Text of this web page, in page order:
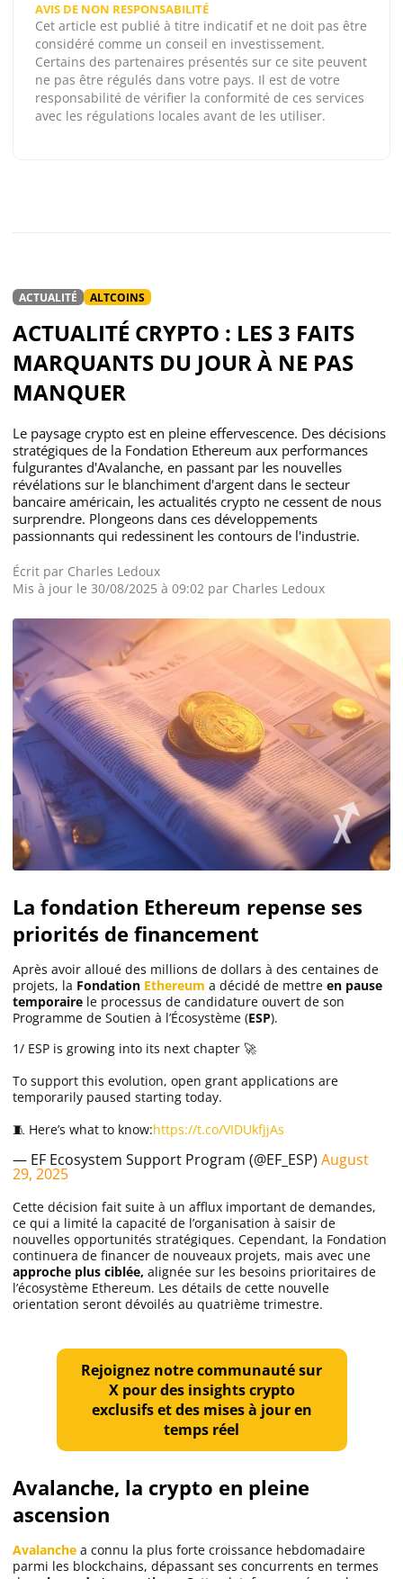
AVIS DE NON RESPONSABILITÉ
Cet article est publié à titre indicatif et ne doit pas être
considéré comme un conseil en investissement.
Certains des partenaires présentés sur ce site peuvent
ne pas être régulés dans votre pays. Il est de votre
responsabilité de vérifier la conformité de ces services
avec les régulations locales avant de les utiliser.
ACTUALITÉ ALTCOINS
ACTUALITÉ CRYPTO : LES 3 FAITS
MARQUANTS DU JOUR À NE PAS
MANQUER
Le paysage crypto est en pleine effervescence. Des décisions
stratégiques de la Fondation Ethereum aux performances
fulgurantes d'Avalanche, en passant par les nouvelles
révélations sur le blanchiment d'argent dans le secteur
bancaire américain, les actualités crypto ne cessent de nous
surprendre. Plongeons dans ces développements
passionnants qui redessinent les contours de l'industrie.
Écrit par Charles Ledoux
Mis à jour le 30/08/2025 à 09:02 par Charles Ledoux
La fondation Ethereum repense ses
priorités de financement
Après avoir alloué des millions de dollars à des centaines de
projets, la Fondation Ethereum a décidé de mettre en pause
temporaire le processus de candidature ouvert de son
Programme de Soutien à l’Écosystème (ESP).
1/ ESP is growing into its next chapter 🚀
To support this evolution, open grant applications are
temporarily paused starting today.
🧵 Here’s what to know:https://t.co/VIDUkfjjAs
— EF Ecosystem Support Program (@EF_ESP) August
29, 2025
Cette décision fait suite à un afflux important de demandes,
ce qui a limité la capacité de l’organisation à saisir de
nouvelles opportunités stratégiques. Cependant, la Fondation
continuera de financer de nouveaux projets, mais avec une
approche plus ciblée, alignée sur les besoins prioritaires de
l’écosystème Ethereum. Les détails de cette nouvelle
orientation seront dévoilés au quatrième trimestre.
Rejoignez notre communauté sur
X pour des insights crypto
exclusifs et des mises à jour en
temps réel
Avalanche, la crypto en pleine
ascension
Avalanche a connu la plus forte croissance hebdomadaire
parmi les blockchains, dépassant ses concurrents en termes